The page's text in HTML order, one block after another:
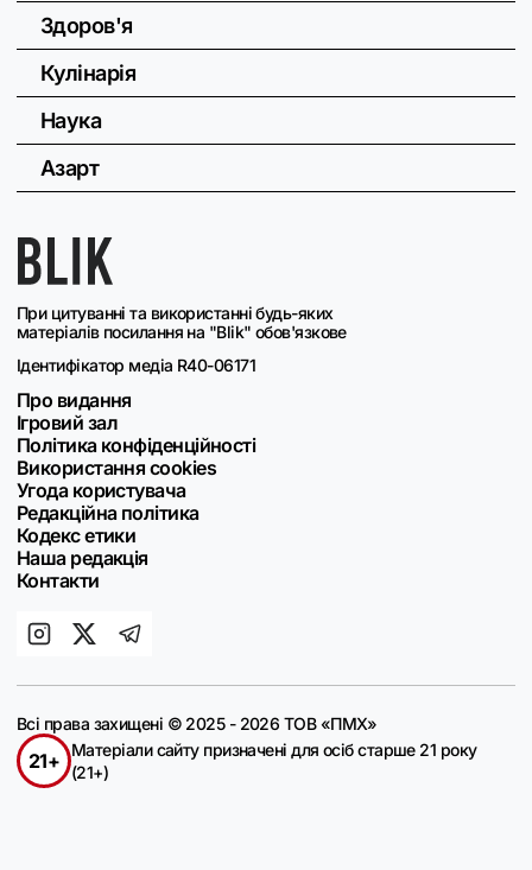
При цитуванні та використанні будь-яких
матеріалів посилання на "Blik" обов'язкове
Ідентифікатор медіа R40-06171
Про видання
Ігровий зал
Політика конфіденційності
Використання cookies
Угода користувача
Редакційна політика
Кодекс етики
Наша редакція
Контакти
Здоров'я
Кулінарія
Наука
Азарт
Всі права захищені © 2025 - 2026 ТОВ «ПМХ»
21+
Матеріали сайту призначені для осіб старше 21 року
(21+)